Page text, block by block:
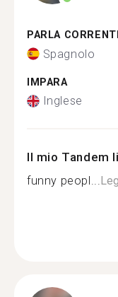
PARLA
Spagnolo
IMPARA
Inglese
Il mio Tandem
funny peopl...